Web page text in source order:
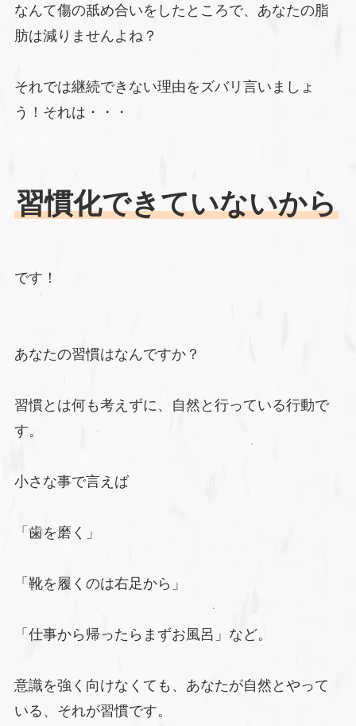
なんて傷の舐め合いをしたところで、あなたの脂
肪は減りませんよね？
それでは継続できない理由をズバリ言いましょ
う！それは・・・
習慣化できていないから
です！
あなたの習慣はなんですか？
習慣とは何も考えずに、自然と行っている行動で
す。
小さな事で言えば
「歯を磨く」
「靴を履くのは右足から」
「仕事から帰ったらまずお風呂」など。
意識を強く向けなくても、あなたが自然とやって
いる、それが習慣です。